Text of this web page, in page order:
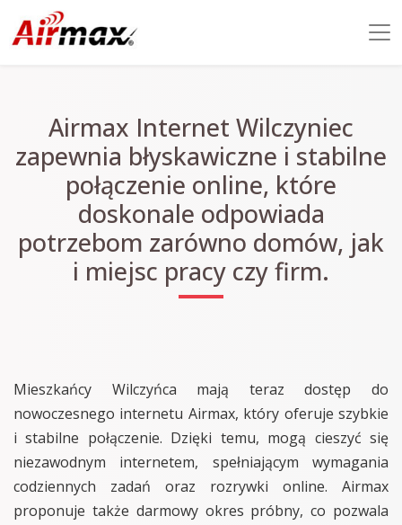
Airmax Internet Wilczyniec
zapewnia błyskawiczne i stabilne
połączenie online, które
doskonale odpowiada
potrzebom zarówno domów, jak
i miejsc pracy czy firm.
Mieszkańcy Wilczyńca mają teraz dostęp do
nowoczesnego internetu Airmax, który oferuje szybkie
i stabilne połączenie. Dzięki temu, mogą cieszyć się
niezawodnym internetem, spełniającym wymagania
codziennych zadań oraz rozrywki online. Airmax
proponuje także darmowy okres próbny, co pozwala